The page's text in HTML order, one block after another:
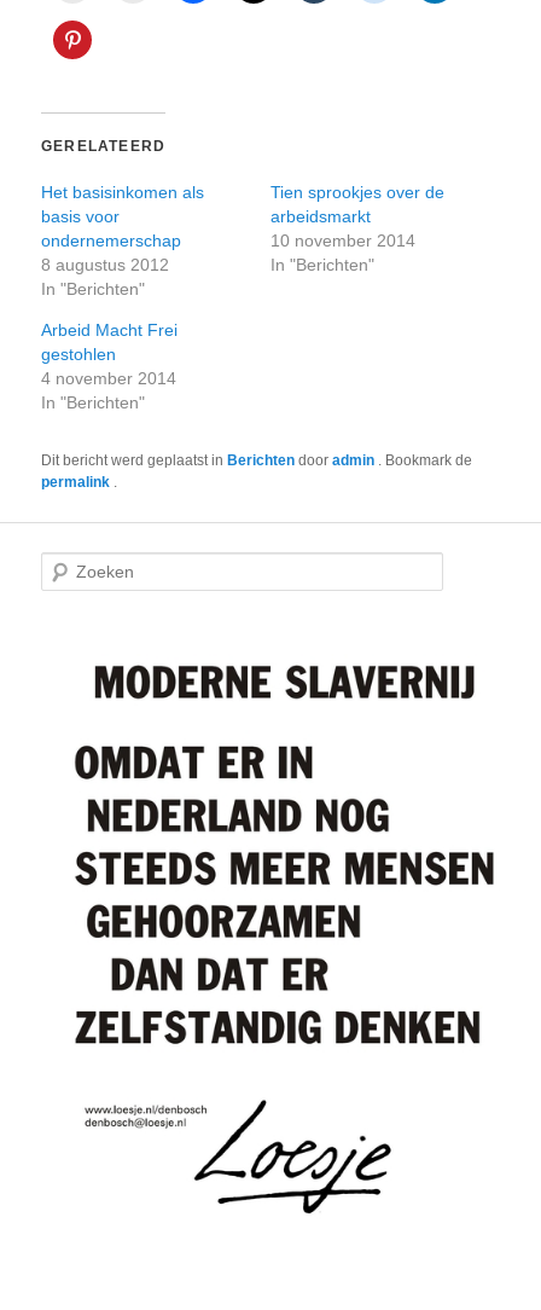
GERELATEERD
Het basisinkomen als
basis voor
ondernemerschap
8 augustus 2012
In "Berichten"
Tien sprookjes over de
arbeidsmarkt
10 november 2014
In "Berichten"
Arbeid Macht Frei
gestohlen
4 november 2014
In "Berichten"
Dit bericht werd geplaatst inBerichten dooradmin
. Bookmark de
permalink
e